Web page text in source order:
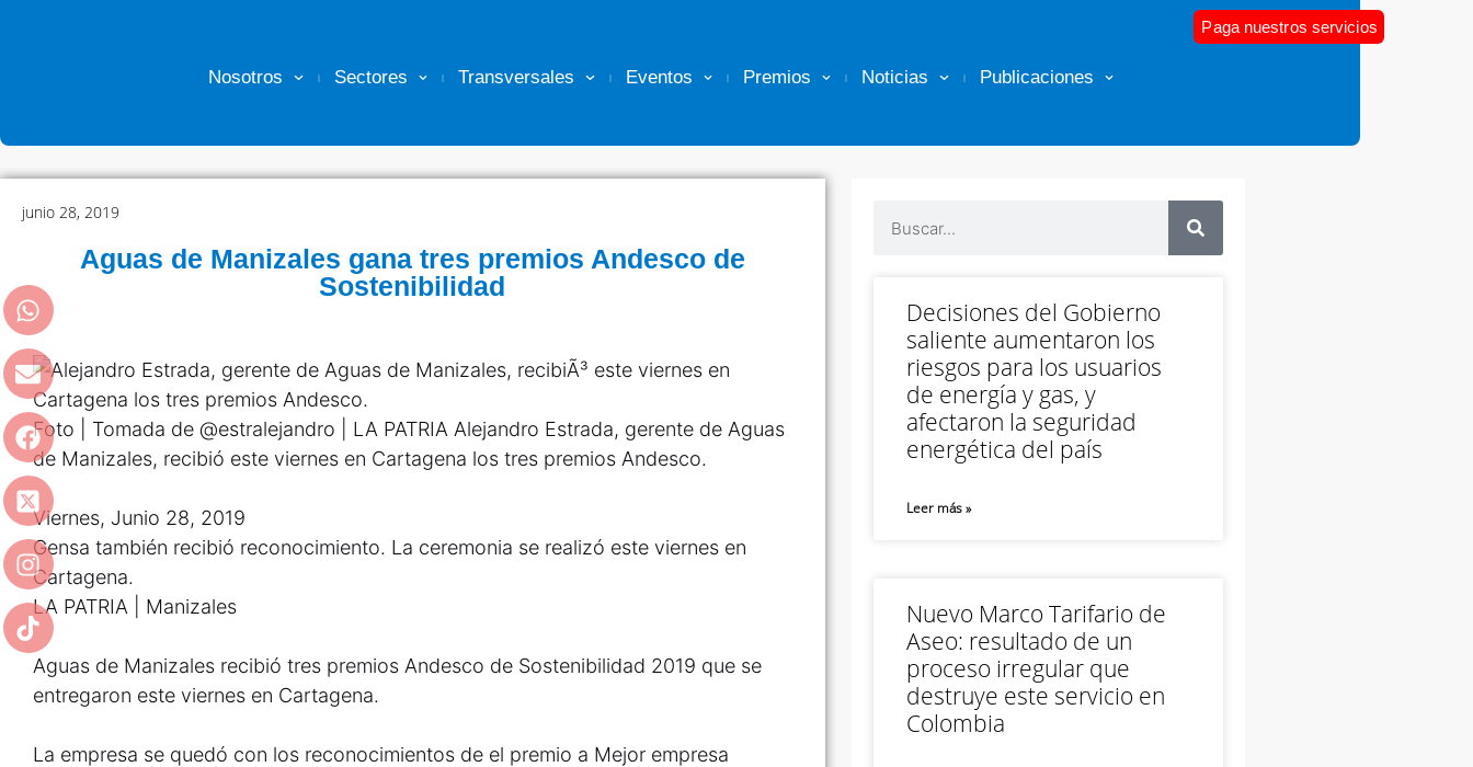
Nosotros Sectores Transversales Eventos Premios Noticias Publicaciones
Paga nuestros servicios
junio 28, 2019
Aguas de Manizales gana tres premios Andesco de
Sostenibilidad
Foto | Tomada de @estralejandro | LA PATRIA Alejandro Estrada, gerente de Aguas
de Manizales, recibió este viernes en Cartagena los tres premios Andesco.
Viernes, Junio 28, 2019
Gensa también recibió reconocimiento. La ceremonia se realizó este viernes en
Cartagena.
LA PATRIA | Manizales
Aguas de Manizales recibió tres premios Andesco de Sostenibilidad 2019 que se
entregaron este viernes en Cartagena.
La empresa se quedó con los reconocimientos de el premio a Mejor empresa
Decisiones del Gobierno
saliente aumentaron los
riesgos para los usuarios
de energía y gas, y
afectaron la seguridad
energética del país
Leer más »
Nuevo Marco Tarifario de
Aseo: resultado de un
proceso irregular que
destruye este servicio en
Colombia